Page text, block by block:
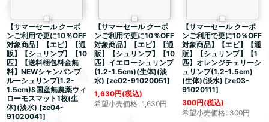
【サマーセール クーポ
ンご利用で更に10％OFF
対象商品】【エビ】【通
販】【シュリンプ】【10
匹】【送料梱包料金無
料】NEWシャンパンブ
ルーシュリンプ(1.2-
1.5cm)&国産無農薬ウィ
ローモスマット1枚(生
体)(淡水) [ze04-
91020041]
【サマーセール クーポ
ンご利用で更に10％OFF
対象商品】【エビ】【通
販】【シュリンプ】【10
匹】イエローシュリンプ
(1.2-1.5cm)(生体)(淡
水) [ze02-91020051]
1,630円(税込)
希望小売価格: 1,630円
【サマーセール クーポ
ンご利用で更に10％OFF
対象商品】【エビ】【通
販】【シュリンプ】【1
匹】オレンジチェリーシ
ュリンプ(1.2-1.5cm)
(生体)(淡水) [ze03-
91020111]
300円(税込)
希望小売価格: 300円